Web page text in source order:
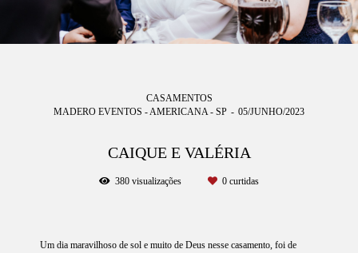
CASAMENTOS
MADERO EVENTOS - AMERICANA - SP
05/JUNHO/2023
CAIQUE E VALÉRIA
380 visualizações 0 curtidas
Um dia maravilhoso de sol e muito de Deus nesse casamento, foi de